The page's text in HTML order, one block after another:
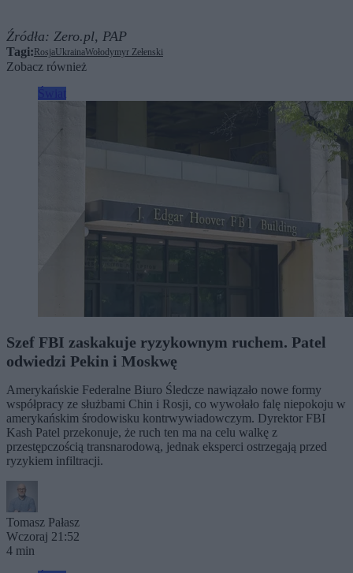
Źródła: Zero.pl, PAP
Tagi: RosjaUkrainaWołodymyr Zełenski
Zobacz również
Szef FBI zaskakuje ryzykownym ruchem. Patel
odwiedzi Pekin i Moskwę
Amerykańskie Federalne Biuro Śledcze nawiązało nowe formy
współpracy ze służbami Chin i Rosji, co wywołało falę niepokoju w
amerykańskim środowisku kontrwywiadowczym. Dyrektor FBI
Kash Patel przekonuje, że ruch ten ma na celu walkę z
przestępczością transnarodową, jednak eksperci ostrzegają przed
ryzykiem infiltracji.
Tomasz Pałasz
Wczoraj 21:52
4 min